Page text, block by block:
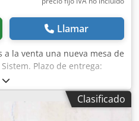
Llamar
a la venta una nueva mesa de
Plazo de entrega:
Datos técnicos de la mesa
Sistem Tipo: Super 4/5/6
1.200 mm Profundidad de la
de la mesa de trabajo: 900
Clasificado